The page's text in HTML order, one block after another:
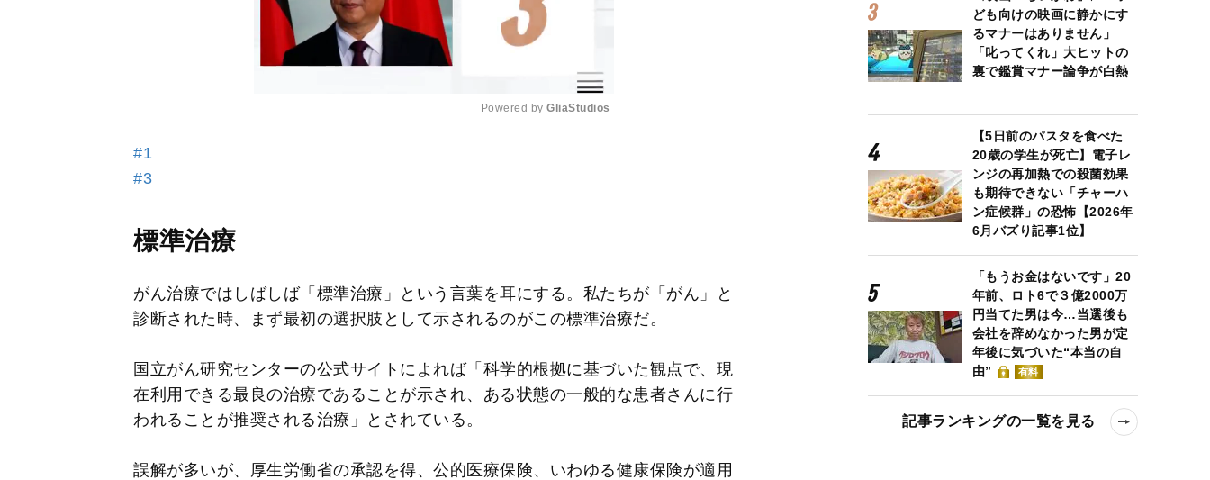
Powered by GliaStudios
#1
#3
標準治療
がん治療ではしばしば「標準治療」という言葉を耳にする。私たちが「がん」と
診断された時、まず最初の選択肢として示されるのがこの標準治療だ。
国立がん研究センターの公式サイトによれば「科学的根拠に基づいた観点で、現
在利用できる最良の治療であることが示され、ある状態の一般的な患者さんに行
われることが推奨される治療」とされている。
誤解が多いが、厚生労働省の承認を得、公的医療保険、いわゆる健康保険が適用
ども向けの映画に静かにす
るマナーはありません」
「叱ってくれ」大ヒットの
裏で鑑賞マナー論争が白熱
【5日前のパスタを食べた
20歳の学生が死亡】電子レ
ンジの再加熱での殺菌効果
も期待できない「チャーハ
ン症候群」の恐怖【2026年
6月バズり記事1位】
「もうお金はないです」20
年前、ロト6で３億2000万
円当てた男は今…当選後も
会社を辞めなかった男が定
年後に気づいた“本当の自
由”
有料
記事ランキングの一覧を見る